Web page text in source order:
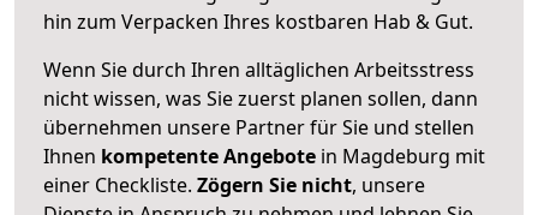
hin zum Verpacken Ihres kostbaren Hab & Gut.
Wenn Sie durch Ihren alltäglichen Arbeitsstress
nicht wissen, was Sie zuerst planen sollen, dann
übernehmen unsere Partner für Sie und stellen
Ihnen kompetente Angebote in Magdeburg mit
einer Checkliste. Zögern Sie nicht, unsere